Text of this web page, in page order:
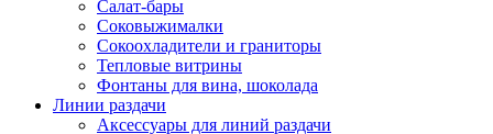
Салат-бары
Соковыжималки
Сокоохладители и граниторы
Тепловые витрины
Фонтаны для вина, шоколада
Линии раздачи
Аксессуары для линий раздачи